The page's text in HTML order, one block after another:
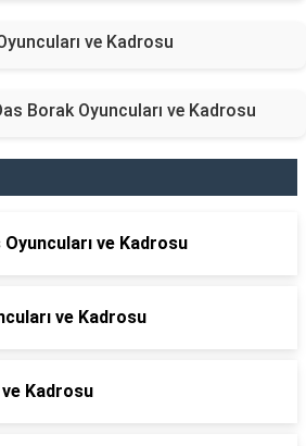
ve Kadrosu
Borak Oyuncuları ve Kadrosu
ve Kadrosu
ve Kadrosu
Kadrosu